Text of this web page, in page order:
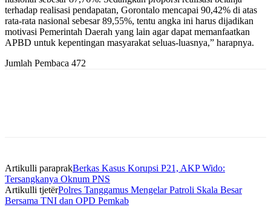
terhadap realisasi pendapatan, Gorontalo mencapai 90,42% di atas
rata-rata nasional sebesar 89,55%, tentu angka ini harus dijadikan
motivasi Pemerintah Daerah yang lain agar dapat memanfaatkan
APBD untuk kepentingan masyarakat seluas-luasnya,” harapnya.
Jumlah Pembaca 472
Artikulli paraprakBerkas Kasus Korupsi P21, AKP Wido:
Tersangkanya Oknum PNS
Artikulli tjetërPolres Tanggamus Mengelar Patroli Skala Besar
Bersama TNI dan OPD Pemkab